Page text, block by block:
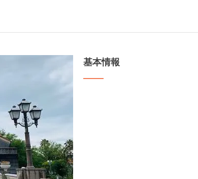
基本情報